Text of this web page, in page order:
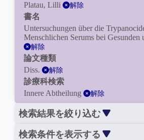
Platau, Lilli
解除
書名
Untersuchungen über die
Menschlichen Serums bei Gesunden
解除
論文種類
Diss.
解除
診療科検索
Innere Abtheilung
解除
検索結果を絞り込む
検索条件を表示する